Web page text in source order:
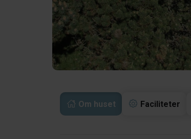
Om huset Faciliteter